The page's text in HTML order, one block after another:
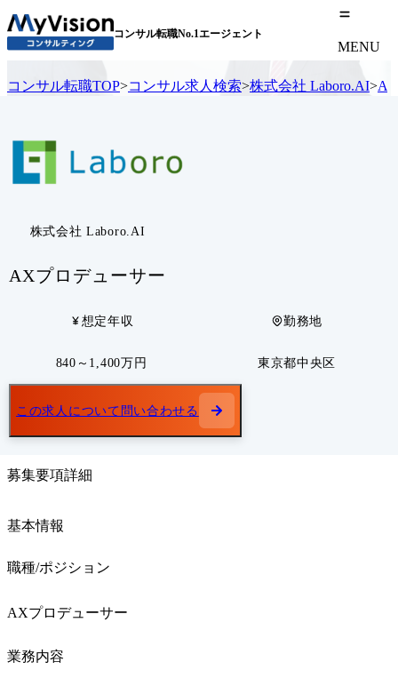
コンサル転職No.1エージェント
MENU
コンサル転職TOP>コンサル求人検索>株式会社 Laboro.AI>
株式会社 Laboro.AI
AXプロデューサー
想定年収
840～1,400万円
勤務地
東京都中央区
この求人について問い合わせる
募集要項詳細
基本情報
職種/ポジション
AXプロデューサー
業務内容